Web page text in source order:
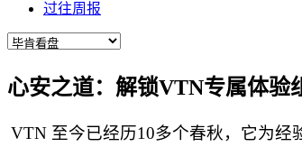
过往周报
心安之道：解锁VTN专属体验
VTN 至今已经历10多个春秋，它为经